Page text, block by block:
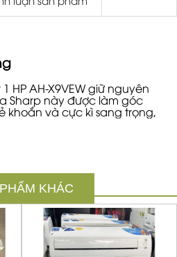
luận sản phẩm
1 HP AH-X9VEW giữ nguyên
Sharp này được làm góc
khoắn và cực kì sang trọng,
với phòng nhỏ (dưới 15 m2)
KHÁC